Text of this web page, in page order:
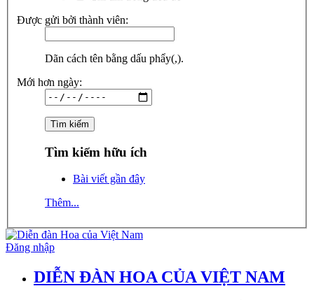
Được gửi bởi thành viên:
Dãn cách tên bằng dấu phẩy(,).
Mới hơn ngày:
Tìm kiếm hữu ích
Bài viết gần đây
Thêm...
Đăng nhập
DIỄN ĐÀN HOA CỦA VIỆT NAM